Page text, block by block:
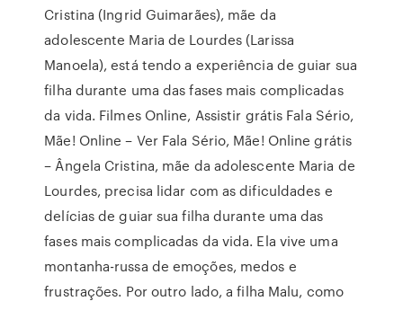
Cristina (Ingrid Guimarães), mãe da
adolescente Maria de Lourdes (Larissa
Manoela), está tendo a experiência de guiar sua
filha durante uma das fases mais complicadas
da vida. Filmes Online, Assistir grátis Fala Sério,
Mãe! Online – Ver Fala Sério, Mãe! Online grátis
– Ângela Cristina, mãe da adolescente Maria de
Lourdes, precisa lidar com as dificuldades e
delícias de guiar sua filha durante uma das
fases mais complicadas da vida. Ela vive uma
montanha-russa de emoções, medos e
frustrações. Por outro lado, a filha Malu, como